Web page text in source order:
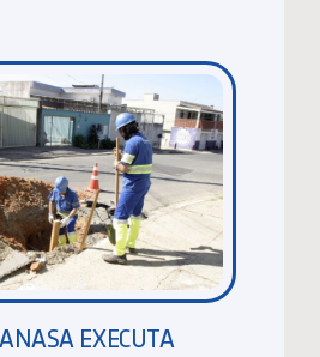
EXECUTA